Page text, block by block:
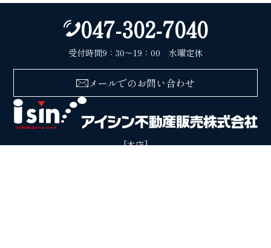
[本店]
047-302-7040
受付時間9：30〜19：00 水曜定休
メールでのお問い合わせ